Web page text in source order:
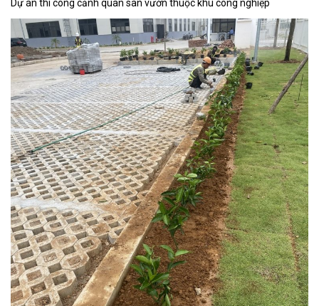
Dự án thi công cảnh quan sân vườn thuộc khu công nghiệp